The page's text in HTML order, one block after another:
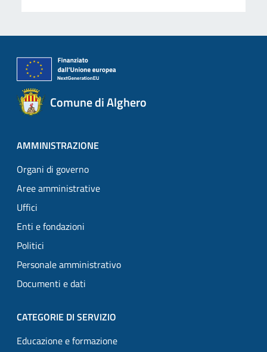
Comune di Alghero
AMMINISTRAZIONE
Organi di governo
Aree amministrative
Uffici
Enti e fondazioni
Politici
Personale amministrativo
Documenti e dati
CATEGORIE DI SERVIZIO
Educazione e formazione